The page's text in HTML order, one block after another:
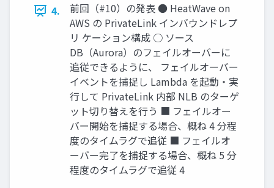
4.
前回（#10）の発表 ● HeatWave on
AWS の PrivateLink インバウンドレプ
リ ケーション構成 ○ ソース
DB（Aurora）のフェイルオーバーに
追従できるように、 フェイルオーバー
イベントを捕捉し Lambda を起動・実
行して PrivateLink 内部 NLB のターゲ
ット切り替えを行う ■ フェイルオー
バー開始を捕捉する場合、概ね 4 分程
度のタイムラグで追従 ■ フェイルオ
ーバー完了を捕捉する場合、概ね 5 分
程度のタイムラグで追従 4